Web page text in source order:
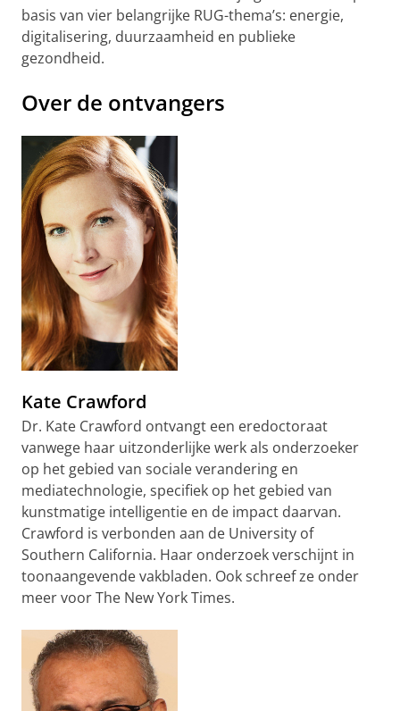
basis van vier belangrijke RUG-thema’s: energie,
digitalisering, duurzaamheid en publieke
gezondheid.
Over de ontvangers
Kate Crawford
Dr. Kate Crawford ontvangt een eredoctoraat
vanwege haar uitzonderlijke werk als onderzoeker
op het gebied van sociale verandering en
mediatechnologie, specifiek op het gebied van
kunstmatige intelligentie en de impact daarvan.
Crawford is verbonden aan de University of
Southern California. Haar onderzoek verschijnt in
toonaangevende vakbladen. Ook schreef ze onder
meer voor The New York Times.